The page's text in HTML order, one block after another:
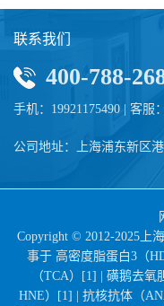
联系我们
400-788-
手机：19921175490 | 客服
公司地址：上海浦东新区
Copyright © 2012-2025上
事于 高密度脂蛋白3（
（TCA）[1] | 磺鹅去氧
HNE）[1] | 抗核抗体（